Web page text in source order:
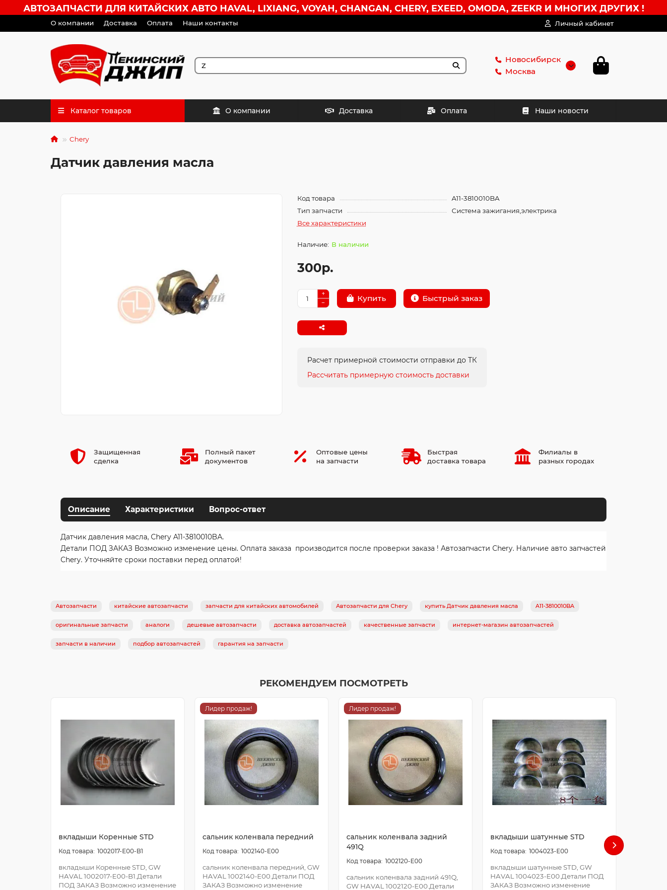
АВТОЗАПЧАСТИ ДЛЯ КИТАЙСКИХ АВТО HAVAL, LIXIANG, VOYAH, CHANGAN, CHERY, EXEED, OMODA, ZEEKR И МНОГИХ ДРУГИХ !
О компании Доставка Оплата Наши контакты Личный кабинет
Новосибирск
Москва
Каталог товаров О компании Доставка Оплата Наши новости
Chery
Датчик давления масла
Код товара
A11-3810010BA
Тип запчасти
Система зажигания,электрика
Все характеристики
В наличии
300р.
Купить Быстрый заказ
Расчет примерной стоимости отправки до ТК
Рассчитать примерную стоимость доставки
Защищенная
сделка
Полный пакет
документов
Оптовые цены
на запчасти
Быстрая
доставка товара
Филиалы в
разных городах
Описание Характеристики Вопрос-ответ
Датчик давления масла, Chery A11-3810010BA.
Детали ПОД ЗАКАЗ Возможно изменение цены. Оплата заказа производится после проверки заказа ! Автозапчасти Chery. Наличие авто запчастей
Chery. Уточняйте сроки поставки перед оплатой!
Автозапчасти китайские автозапчасти запчасти для китайских автомобилей Автозапчасти для Chery купить Датчик давления масла A11-3810010BA
оригинальные запчасти аналоги дешевые автозапчасти доставка автозапчастей качественные запчасти интернет-магазин автозапчастей
запчасти в наличии подбор автозапчастей гарантия на запчасти
РЕКОМЕНДУЕМ ПОСМОТРЕТЬ
вкладыши Коренные STD
1002017-E00-B1
вкладыши Коренные STD, GW
HAVAL 1002017-E00-B1.Детали
ПОД ЗАКАЗ Возможно изменение
Лидер продаж!
сальник коленвала передний
1002140-E00
сальник коленвала передний, GW
HAVAL 1002140-E00.Детали ПОД
ЗАКАЗ Возможно изменение
Лидер продаж!
сальник коленвала задний
491Q
1002120-E00
сальник коленвала задний 491Q,
GW HAVAL 1002120-E00.Детали
вкладыши шатунные STD
1004023-E00
вкладыши шатунные STD, GW
HAVAL 1004023-E00.Детали ПОД
ЗАКАЗ Возможно изменение